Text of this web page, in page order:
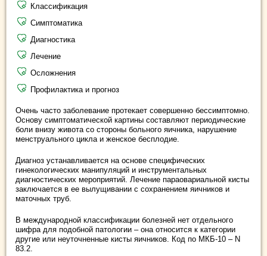
Классификация
Симптоматика
Диагностика
Лечение
Осложнения
Профилактика и прогноз
Очень часто заболевание протекает совершенно бессимптомно.
Основу симптоматической картины составляют периодические
боли внизу живота со стороны больного яичника, нарушение
менструального цикла и женское бесплодие.
Диагноз устанавливается на основе специфических
гинекологических манипуляций и инструментальных
диагностических мероприятий. Лечение параовариальной кисты
заключается в ее вылущивании с сохранением яичников и
маточных труб.
В международной классификации болезней нет отдельного
шифра для подобной патологии – она относится к категории
другие или неуточненные кисты яичников. Код по МКБ-10 – N
83.2.